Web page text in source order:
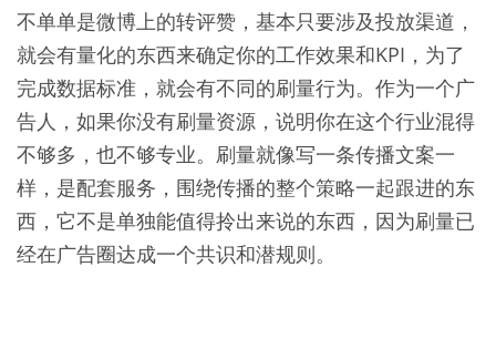
不单单是微博上的转评赞，基本只要涉及投放渠道，
就会有量化的东西来确定你的工作效果和KPI，为了
完成数据标准，就会有不同的刷量行为。作为一个广
告人，如果你没有刷量资源，说明你在这个行业混得
不够多，也不够专业。刷量就像写一条传播文案一
样，是配套服务，围绕传播的整个策略一起跟进的东
西，它不是单独能值得拎出来说的东西，因为刷量已
经在广告圈达成一个共识和潜规则。